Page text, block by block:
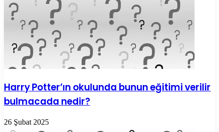
Harry Potter’ın okulunda bunun eğitimi verilir
bulmacada nedir?
26 Şubat 2025